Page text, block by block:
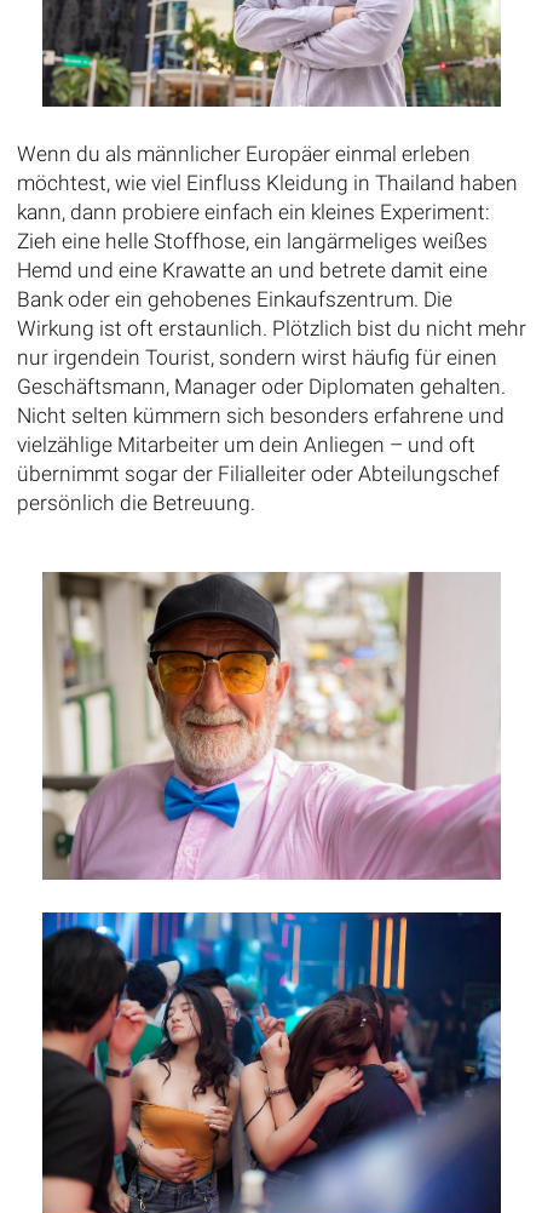
Wenn du als männlicher Europäer einmal erleben
möchtest, wie viel Einfluss Kleidung in Thailand haben
kann, dann probiere einfach ein kleines Experiment:
Zieh eine helle Stoffhose, ein langärmeliges weißes
Hemd und eine Krawatte an und betrete damit eine
Bank oder ein gehobenes Einkaufszentrum. Die
Wirkung ist oft erstaunlich. Plötzlich bist du nicht mehr
nur irgendein Tourist, sondern wirst häufig für einen
Geschäftsmann, Manager oder Diplomaten gehalten.
Nicht selten kümmern sich besonders erfahrene und
vielzählige Mitarbeiter um dein Anliegen – und oft
übernimmt sogar der Filialleiter oder Abteilungschef
persönlich die Betreuung.